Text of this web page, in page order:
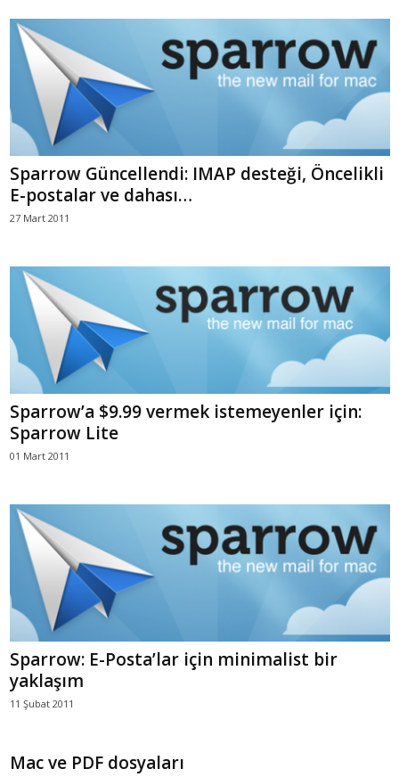
Sparrow Güncellendi: IMAP desteği, Öncelikli
E-postalar ve dahası…
27 Mart 2011
Sparrow’a $9.99 vermek istemeyenler için:
Sparrow Lite
01 Mart 2011
Sparrow: E-Posta’lar için minimalist bir
yaklaşım
11 Şubat 2011
Mac ve PDF dosyaları